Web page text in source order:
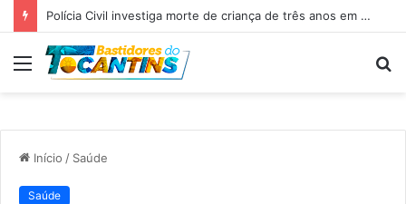
Professora Dorinha lidera disputa pelo Governo do Tocantins com 37,4% das intenções de voto, aponta pesquisa
Menu
Início / Saúde
Saúde